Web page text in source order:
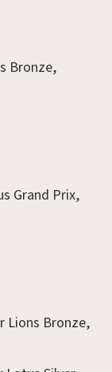
Bronze,
Grand Prix,
Lions Bronze,